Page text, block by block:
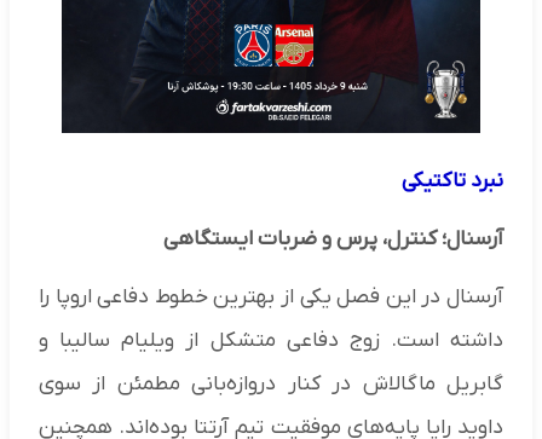
نبرد تاکتیکی
آرسنال؛ کنترل، پرس و ضربات ایستگاهی
آرسنال در این فصل یکی از بهترین خطوط دفاعی اروپا را
داشته است. زوج دفاعی متشکل از ویلیام سالیبا و
گابریل ماگالاش در کنار دروازه‌بانی مطمئن از سوی
داوید رایا پایه‌های موفقیت تیم آرتتا بوده‌اند. همچنین